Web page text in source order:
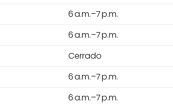
6 a.m.–7 p.m.
6 a.m.–7 p.m.
Cerrado
6 a.m.–7 p.m.
6 a.m.–7 p.m.